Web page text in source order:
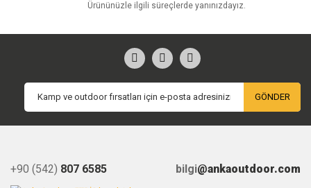
Ürününüzle ilgili süreçlerde yanınızdayız.
GÖNDER
+90 (542) 807 6585 bilgi@ankaoutdoor.com